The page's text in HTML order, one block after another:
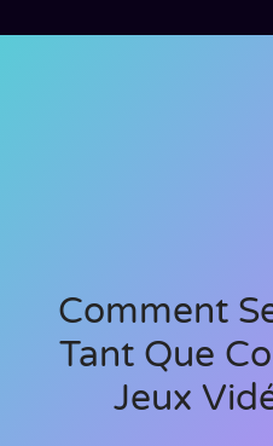
Comment
Tant Que
Jeux